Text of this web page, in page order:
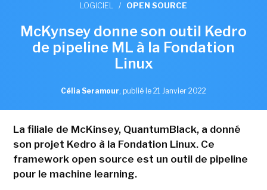
LOGICIEL / OPEN SOURCE
McKynsey donne son outil Kedro
de pipeline ML à la Fondation
Linux
Célia Seramour, publié le 21 Janvier 2022
La filiale de McKinsey, QuantumBlack, a donné
son projet Kedro à la Fondation Linux. Ce
framework open source est un outil de pipeline
pour le machine learning.